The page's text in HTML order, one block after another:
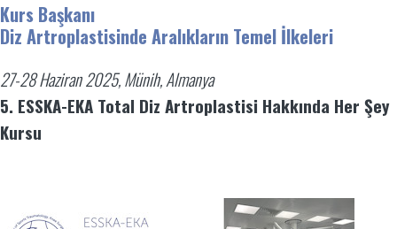
Kurs Başkanı
Diz Artroplastisinde Aralıkların Temel İlkeleri
27-28 Haziran 2025, Münih, Almanya
5. ESSKA-EKA Total Diz Artroplastisi Hakkında Her Şey
Kursu